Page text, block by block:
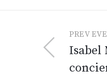
PREV
Isabel